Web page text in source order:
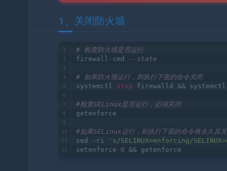
注：此脚本只适合CentOS 7系统使用；脚
1、关闭防火墙
# 检查防火墙是否运行
firewall-cmd --state
# 如果防火墙运行，则执行下面的命令关闭
systemctl
stop firewalld &&
#检查SELinux是否运行，必须关闭
getenforce
#如果SELinux运行，则执行下面的命令将永久其
sed -ri 's/SELINUX=enforcing/